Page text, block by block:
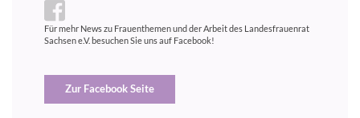
Für mehr News zu Frauenthemen und der Arbeit des Landesfrauenrat
Sachsen e.V. besuchen Sie uns auf Facebook!
Zur Facebook Seite